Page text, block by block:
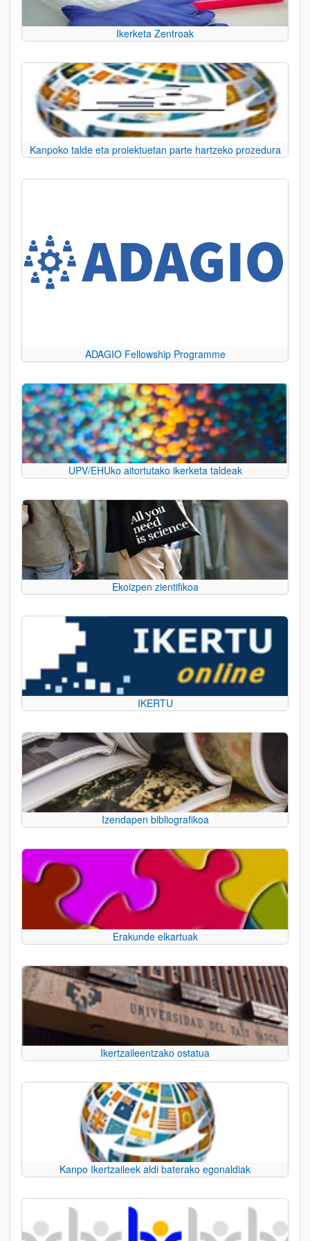
Ikerketa Zentroak
Kanpoko talde eta proiektuetan parte hartzeko prozedura
ADAGIO Fellowship Programme
UPV/EHUko aitortutako ikerketa taldeak
Ekoizpen zientifikoa
IKERTU
Izendapen bibliografikoa
Erakunde elkartuak
Ikertzaileentzako ostatua
Kanpo Ikertzaileek aldi baterako egonaldiak